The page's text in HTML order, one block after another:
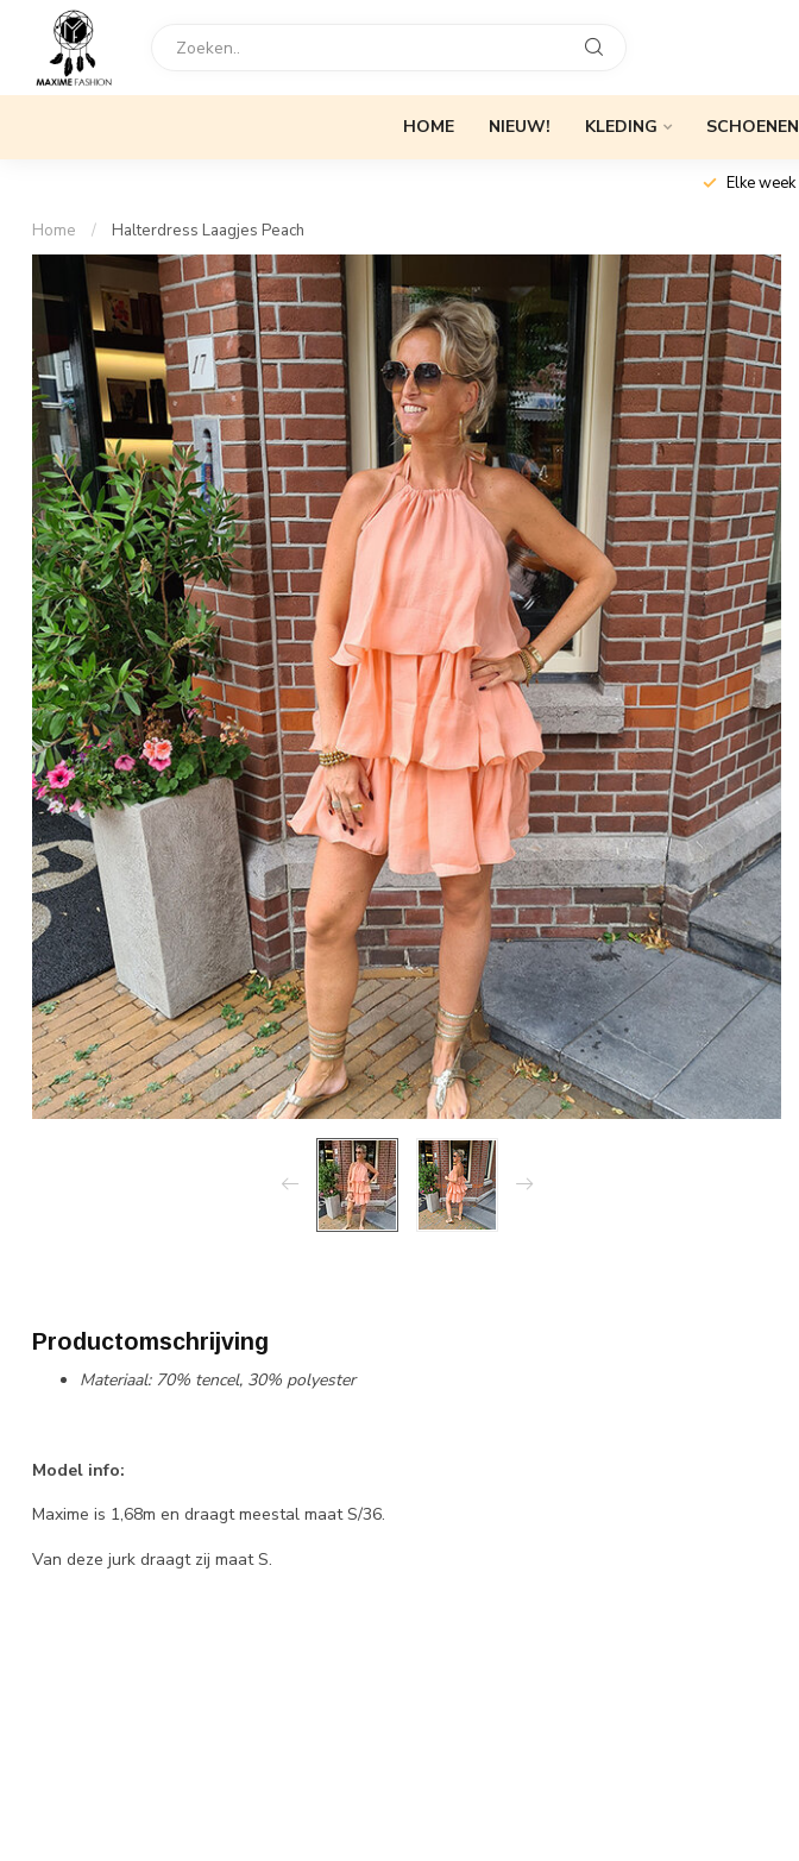
HOME NIEUW! KLEDING SCHOENEN
Elke week
Home / Halterdress Laagjes Peach
Productomschrijving
Materiaal: 70% tencel, 30% polyester
Model info:
Maxime is 1,68m en draagt meestal maat S/36.
Van deze jurk draagt zij maat S.